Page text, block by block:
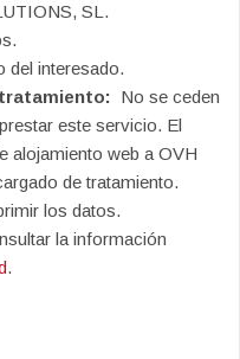
SL.
del interesado.
No se ceden
este servicio. El
alojamiento web a OVH
de tratamiento.
los datos.
la información
.